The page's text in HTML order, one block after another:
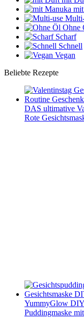
Ohne
Scharf
Schnell
Vegan
Beliebte Rezepte
DAS ultimative
Rote
YummyGlow DIY
Puddingmaske